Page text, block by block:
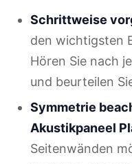
Schrittweise
den wichtigsten
Hören Sie nach
und beurteilen
Symmetrie
Akustikpaneel
Seitenwänden